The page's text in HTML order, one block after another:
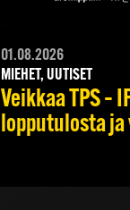
01.08.2026
MIEHET, UUTISET
Veikkaa TPS –
lopputulosta